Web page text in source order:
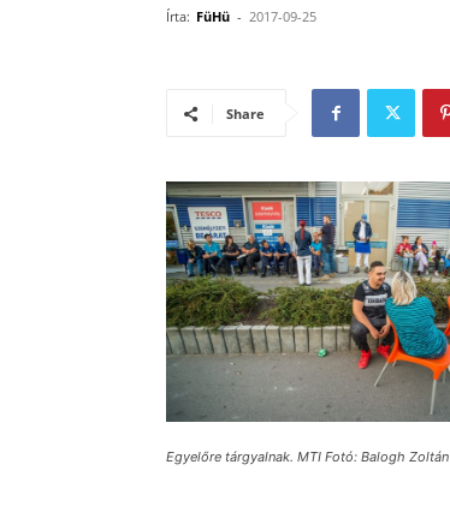
Írta: FüHü - 2017-09-25
Share
Egyelőre tárgyalnak. MTI Fotó: Balogh Zoltán